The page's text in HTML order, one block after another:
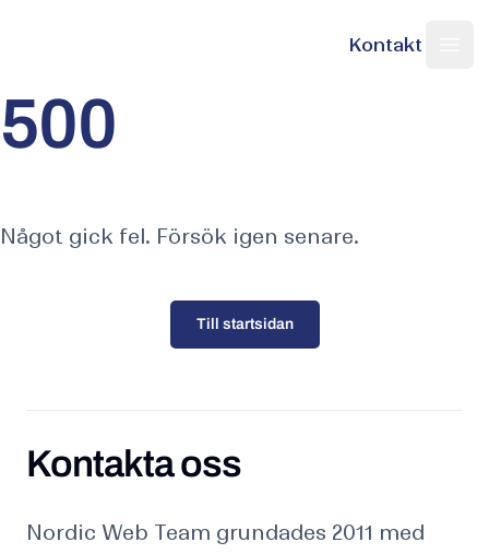
Sök på sajten
Kontakt
500
Något gick fel. Försök igen senare.
Till startsidan
Kontakta oss
Kontakta oss
Nordic Web Team grundades 2011 med